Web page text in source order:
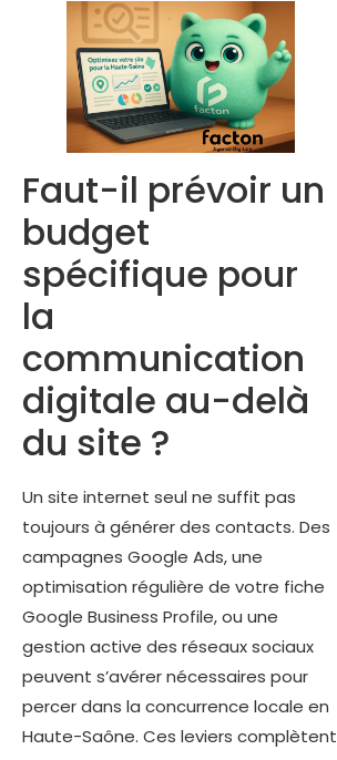
Faut-il prévoir un
budget
spécifique pour
la
communication
digitale au-delà
du site ?
Un site internet seul ne suffit pas
toujours à générer des contacts. Des
campagnes Google Ads, une
optimisation régulière de votre fiche
Google Business Profile, ou une
gestion active des réseaux sociaux
peuvent s’avérer nécessaires pour
percer dans la concurrence locale en
Haute-Saône. Ces leviers complètent